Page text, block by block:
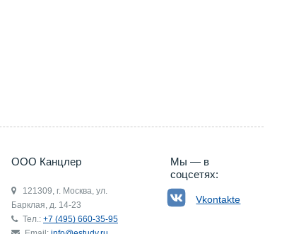
ООО Канцлер
121309, г. Москва, ул.
Барклая, д. 14-23
Тел.: +7 (495) 660-35-95
Мы — в
соцсетях:
Vkontakte